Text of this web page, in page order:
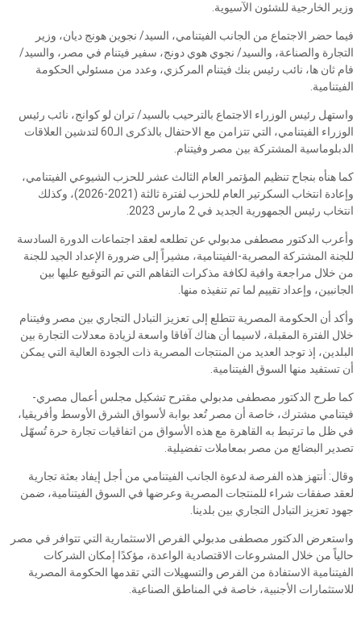
وزير الخارجية للشئون الآسيوية.
فيما حضر الاجتماع من الجانب الفيتنامي، السيد/ نجوين هونج ديان، وزير
التجارة والصناعة، والسيد/ نجوي هوي دونج، سفير فيتنام في مصر، والسيد/
فام ثان ها، نائب رئيس بنك فيتنام المركزي، وعدد من مسئولي الحكومة
الفيتنامية.
واستهل رئيس الوزراء الاجتماع بالترحيب بالسيد/ تران لو كوانج، نائب رئيس
الوزراء الفيتنامي، التي تتزامن مع الاحتفال بالذكرى الـ60 لتدشين العلاقات
الدبلوماسية المشتركة بين مصر وفيتنام.
كما هنأه بنجاح تنظيم المؤتمر العام الثالث عشر للحزب الشيوعي الفيتنامي،
وإعادة انتخاب السكرتير العام للحزب لفترة ثالثة (2021-2026)، وكذلك
انتخاب رئيس الجمهورية الجديد في 2 مارس 2023.
وأعرب الدكتور مصطفى مدبولي عن تطلعه لعقد اجتماعات الدورة السادسة
للجنة المشتركة المصرية-الفيتنامية، مشيراً إلى ضرورة الإعداد الجيد للجنة
من خلال مراجعة وافية لكافة مذكرات التفاهم التي تم التوقيع عليها بين
الجانبين، وإعداد تقييم لما تم تنفيذه منها.
وأكد أن الحكومة المصرية تتطلع إلى تعزيز التبادل التجاري بين مصر وفيتنام
خلال الفترة المقبلة، لاسيما أن هناك آفاقا واسعة لزيادة معدلات التجارة بين
البلدين، إذ توجد العديد من المنتجات المصرية ذات الجودة العالية التي يمكن
أن تستفيد منها السوق الفيتنامية.
كما طرح الدكتور مصطفى مدبولي مقترح تشكيل مجلس أعمال مصري-
فيتنامي مشترك، خاصة أن مصر تُعد بوابة لأسواق الشرق الأوسط وأفريقيا،
في ظل ما ترتبط به القاهرة مع هذه الأسواق من اتفاقيات تجارة حرة تُسهّل
تصدير البضائع من مصر بمعاملات تفضيلية.
وقال: أنتهز هذه الفرصة لدعوة الجانب الفيتنامي من أجل إيفاد بعثة تجارية
لعقد صفقات شراء للمنتجات المصرية وعرضها في السوق الفيتنامية، ضمن
جهود تعزيز التبادل التجاري بين بلدينا.
واستعرض الدكتور مصطفى مدبولي الفرص الاستثمارية التي تتوافر في مصر
حالياً من خلال المشروعات الاقتصادية الواعدة، مؤكدًا إمكان الشركات
الفيتنامية الاستفادة من الفرص والتسهيلات التي تقدمها الحكومة المصرية
للاستثمارات الأجنبية، خاصة في المناطق الصناعية.